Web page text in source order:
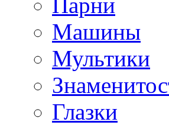
Машины
Мультики
Глазки